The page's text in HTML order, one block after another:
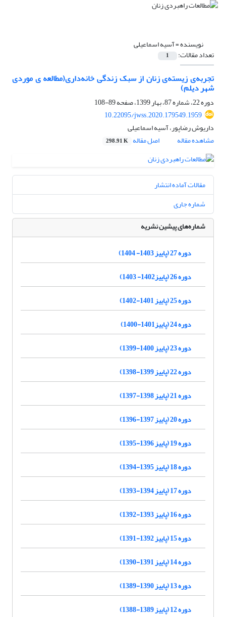
نویسنده =آسیه اسماعیلی
تعداد مقالات: 1
تجربه‌ی زیسته‌ی زنان از سبک زندگی خانه‌داری(مطالعه ی موردی
شهر دیلم)
دوره 22، شماره 87، بهار 1399، صفحه
89-108
10.22095/jwss.2020.179549.1959
داریوش رضاپور، آسیه اسماعیلی
مشاهده مقاله
اصل مقاله 298.91 K
مقالات آماده انتشار
شماره جاری
شماره‌های پیشین نشریه
دوره 27 (پاییز 1403- 1404)
دوره 26 (پاییز1402- 1403)
دوره 25 (پاییز 1401-1402)
دوره 24 (پاییز1401-1400)
دوره 23 (پاییز 1400-1399)
دوره 22 (پاییز 1399-1398)
دوره 21 (پاییز 1398-1397)
دوره 20 (پاییز 1397-1396)
دوره 19 (پاییز 1396-1395)
دوره 18 (پاییز 1395-1394)
دوره 17 (پاییز 1394-1393)
دوره 16 (پاییز 1393-1392)
دوره 15 (پاییز 1392-1391)
دوره 14 (پاییز 1391-1390)
دوره 13 (پاییز 1390-1389)
دوره 12 (پاییز 1389-1388)